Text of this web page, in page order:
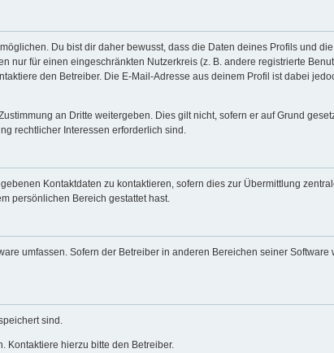
Du bist dir daher bewusst, dass die Daten deines Profils und
nur für einen eingeschränkten Nutzerkreis (z. B. andere registrierte
den Betreiber. Die E-Mail-Adresse aus deinem Profil ist dabei
an Dritte weitergeben. Dies gilt nicht, sofern er auf Grund
rechtlicher Interessen erforderlich sind.
Kontaktdaten zu kontaktieren, sofern dies zur Übermittlung
persönlichen Bereich gestattet hast.
umfassen. Sofern der Betreiber in anderen Bereichen seiner
sind.
Kontaktiere hierzu bitte den Betreiber.